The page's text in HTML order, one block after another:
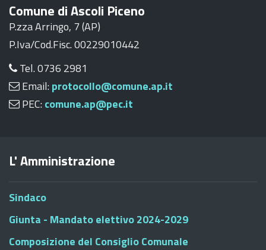
Comune di Ascoli Piceno
P.zza Arringo, 7 (AP)
P.Iva/Cod.Fisc. 00229010442
Tel. 0736 2981
Email: protocollo@comune.ap.it
PEC: comune.ap@pec.it
L' Amministrazione
Sindaco
Giunta - Mandato elettivo 2024-2029
Composizione del Consiglio Comunale